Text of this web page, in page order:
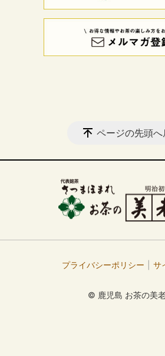
ページの先頭へ
プライバシーポリシー サ
© 鹿児島 お茶の美